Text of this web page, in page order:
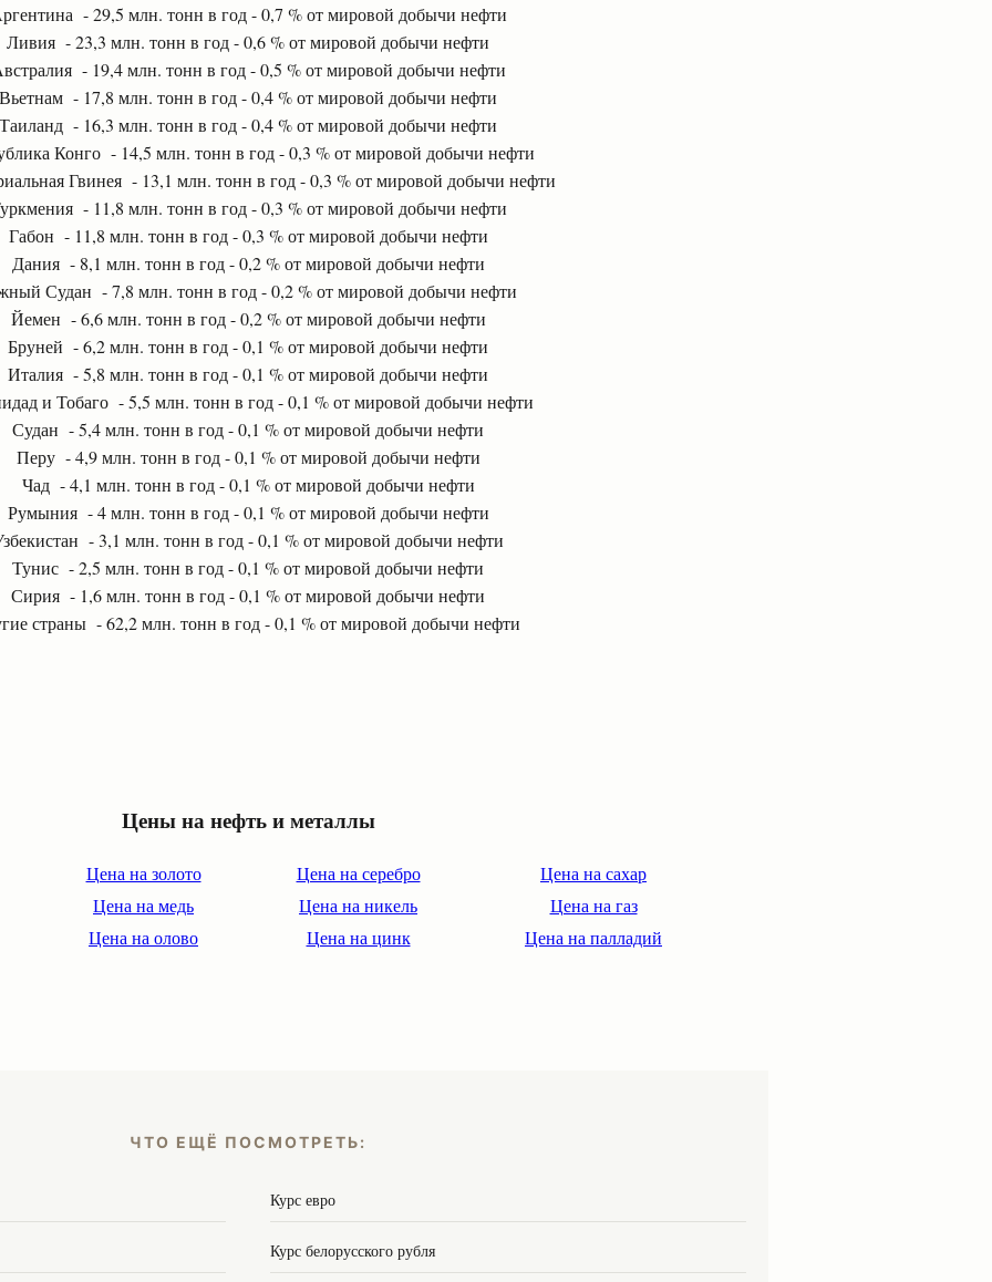
- 29,5 млн. тонн в год - 0,7 % от мировой добычи нефти
Ливия - 23,3 млн. тонн в год - 0,6 % от мировой добычи нефти
- 19,4 млн. тонн в год - 0,5 % от мировой добычи нефти
Вьетнам - 17,8 млн. тонн в год - 0,4 % от мировой добычи нефти
Таиланд - 16,3 млн. тонн в год - 0,4 % от мировой добычи нефти
Конго - 14,5 млн. тонн в год - 0,3 % от мировой добычи нефти
Гвинея - 13,1 млн. тонн в год - 0,3 % от мировой добычи нефти
- 11,8 млн. тонн в год - 0,3 % от мировой добычи нефти
Габон - 11,8 млн. тонн в год - 0,3 % от мировой добычи нефти
Дания - 8,1 млн. тонн в год - 0,2 % от мировой добычи нефти
Судан - 7,8 млн. тонн в год - 0,2 % от мировой добычи нефти
Йемен - 6,6 млн. тонн в год - 0,2 % от мировой добычи нефти
Бруней - 6,2 млн. тонн в год - 0,1 % от мировой добычи нефти
Италия - 5,8 млн. тонн в год - 0,1 % от мировой добычи нефти
и Тобаго - 5,5 млн. тонн в год - 0,1 % от мировой добычи нефти
Судан - 5,4 млн. тонн в год - 0,1 % от мировой добычи нефти
Перу - 4,9 млн. тонн в год - 0,1 % от мировой добычи нефти
Чад - 4,1 млн. тонн в год - 0,1 % от мировой добычи нефти
Румыния - 4 млн. тонн в год - 0,1 % от мировой добычи нефти
- 3,1 млн. тонн в год - 0,1 % от мировой добычи нефти
Тунис - 2,5 млн. тонн в год - 0,1 % от мировой добычи нефти
Сирия - 1,6 млн. тонн в год - 0,1 % от мировой добычи нефти
страны - 62,2 млн. тонн в год - 0,1 % от мировой добычи нефти
Цены на нефть и металлы
Цена на золото Цена на серебро
Цена на сахар
Цена на медь
Цена на никель
Цена на газ
Цена на олово
Цена на цинк Цена на палладий
ЧТО ЕЩЁ ПОСМОТРЕТЬ:
Курс евро
Курс белорусского рубля